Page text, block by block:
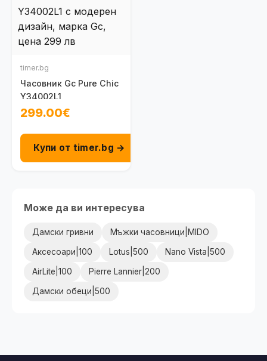
timer.bg
Часовник Gc Pure Chic
Y34002L1
299.00€
Купи от timer.bg →
Може да ви интересува
Дамски гривни Мъжки часовници|MIDO
Аксесоари|100 Lotus|500 Nano Vista|500
AirLite|100 Pierre Lannier|200
Дамски обеци|500